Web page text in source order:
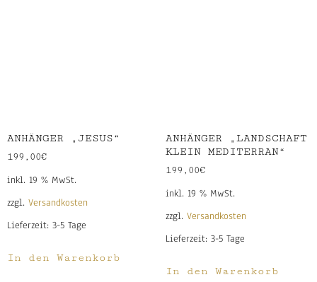
ANHÄNGER „JESUS“
199,00€
inkl. 19 % MwSt.
zzgl. Versandkosten
Lieferzeit: 3-5 Tage
In den Warenkorb
ANHÄNGER „LANDSCHAFT
KLEIN MEDITERRAN“
199,00€
inkl. 19 % MwSt.
zzgl. Versandkosten
Lieferzeit: 3-5 Tage
In den Warenkorb